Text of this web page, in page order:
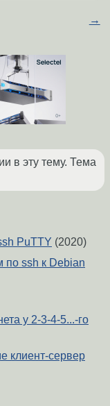
→
в эту тему. Тема
PuTTY (2020)
ssh к Debian
у 2-3-4-5...-го
клиент-сервер